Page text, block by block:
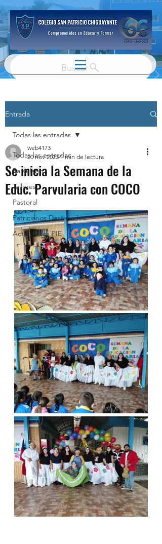
Buscar
Entrada
Todas las entradas
Parvulario
Talleres
Pastoral
Patricianos Destacados
Actividades PIE
Todas las entradas
Se inicia la Semana de la
Educ. Parvularia con COCO
web4173
20 nov 2023 1 min de lectura